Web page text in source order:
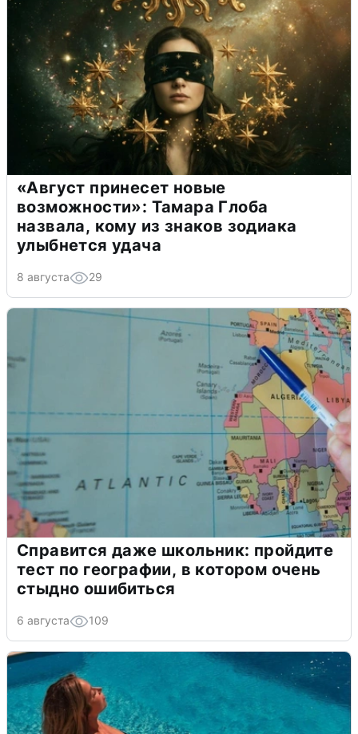
«Август принесет новые
возможности»: Тамара Глоба
назвала, кому из знаков зодиака
улыбнется удача
8 августа 29
Справится даже школьник: пройдите
тест по географии, в котором очень
стыдно ошибиться
6 августа 109